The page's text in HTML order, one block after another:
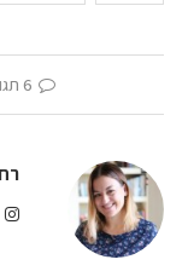
6 תגובות